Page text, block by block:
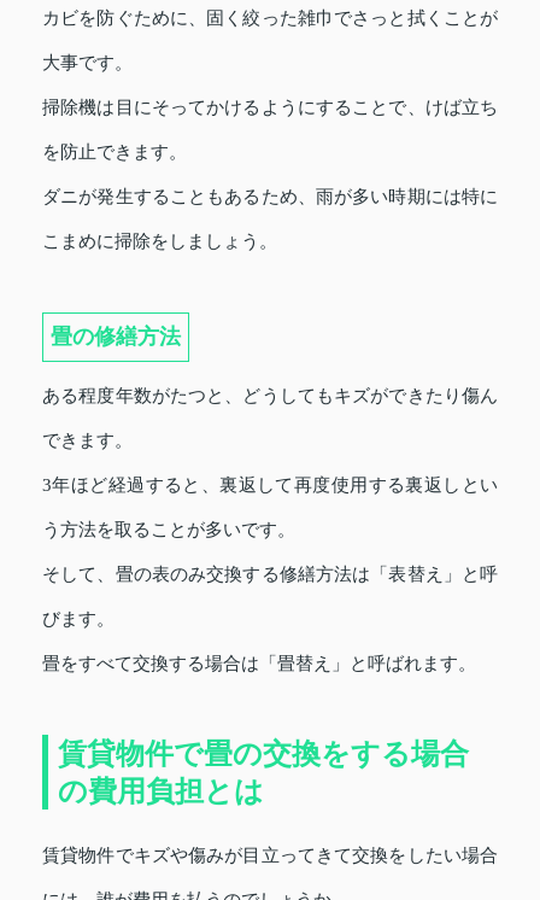
カビを防ぐために、固く絞った雑巾でさっと拭くことが
大事です。
掃除機は目にそってかけるようにすることで、けば立ち
を防止できます。
ダニが発生することもあるため、雨が多い時期には特に
こまめに掃除をしましょう。
畳の修繕方法
ある程度年数がたつと、どうしてもキズができたり傷ん
できます。
3年ほど経過すると、裏返して再度使用する裏返しとい
う方法を取ることが多いです。
そして、畳の表のみ交換する修繕方法は「表替え」と呼
びます。
畳をすべて交換する場合は「畳替え」と呼ばれます。
賃貸物件で畳の交換をする場合
の費用負担とは
賃貸物件でキズや傷みが目立ってきて交換をしたい場合